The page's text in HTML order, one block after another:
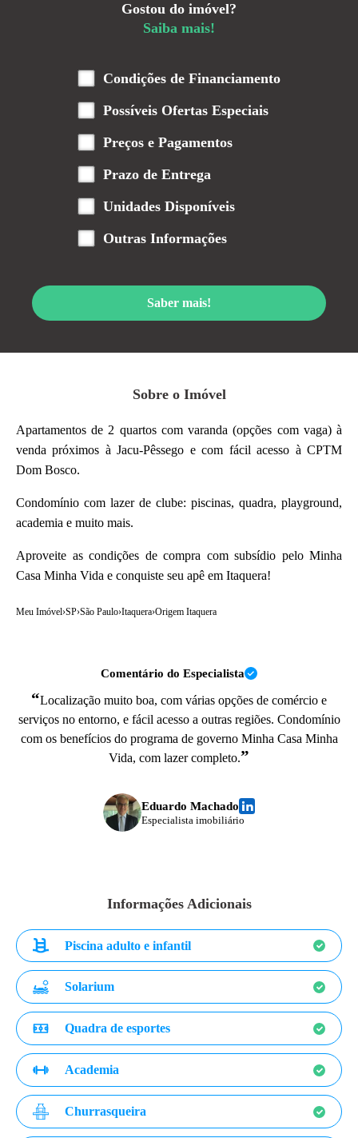
Sobre o Imóvel
Apartamentos de 2 quartos com varanda (opções com vaga) à
venda próximos à Jacu-Pêssego e com fácil acesso à CPTM
Dom Bosco.
Condomínio com lazer de clube: piscinas, quadra, playground,
academia e muito mais.
Aproveite as condições de compra com subsídio pelo Minha
Casa Minha Vida e conquiste seu apê em Itaquera!
Meu Imóvel›SP›São Paulo›Itaquera›Origem Itaquera
Gostou do imóvel?
Saiba mais!
Condições de Financiamento
Possíveis Ofertas Especiais
Preços e Pagamentos
Prazo de Entrega
Unidades Disponíveis
Outras Informações
Saber mais!
Comentário do Especialista
“Localização muito boa, com várias opções de comércio e
serviços no entorno, e fácil acesso a outras regiões. Condomínio
com os benefícios do programa de governo Minha Casa Minha
Vida, com lazer completo.”
Eduardo Machado
Especialista imobiliário
Informações Adicionais
Piscina adulto e infantil
Solarium
Quadra de esportes
Academia
Churrasqueira